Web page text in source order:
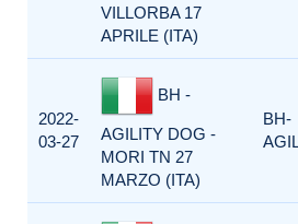
VILLORBA 17
APRILE (ITA)
2022-
03-27
BH -
AGILITY DOG -
MORI TN 27
MARZO (ITA)
BH-